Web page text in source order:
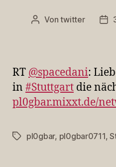
Beitragsautor
Vontwitter
RT @spacedani:
in #Stuttgart die
pl0gbar.mixxt.de/
Schlagwörter
pl0gbar, pl0gbar0711,